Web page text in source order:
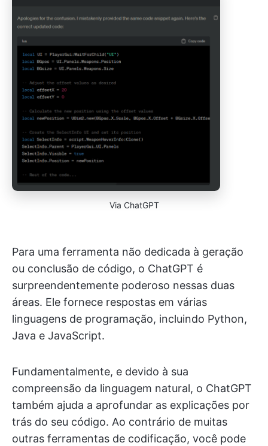
Via ChatGPT
Para uma ferramenta não dedicada à geração
ou conclusão de código, o ChatGPT é
surpreendentemente poderoso nessas duas
áreas. Ele fornece respostas em várias
linguagens de programação, incluindo Python,
Java e JavaScript.
Fundamentalmente, e devido à sua
compreensão da linguagem natural, o ChatGPT
também ajuda a aprofundar as explicações por
trás do seu código. Ao contrário de muitas
outras ferramentas de codificação, você pode